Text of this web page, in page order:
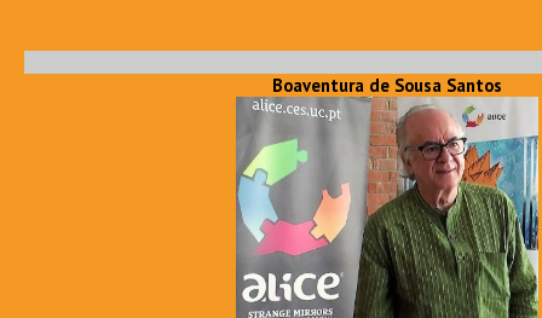
Boaventura de Sousa Santos